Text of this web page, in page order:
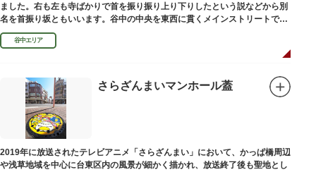
ました。右も左も寺ばかりで首を振り振り上り下りしたという説などから別
名を首振り坂ともいいます。谷中の中央を東西に貫くメインストリートで
す。
谷中エリア
さらざんまいマンホール蓋
2019年に放送されたテレビアニメ「さらざんまい」において、かっぱ橋周辺
や浅草地域を中心に台東区内の風景が細かく描かれ、放送終了後も聖地とし